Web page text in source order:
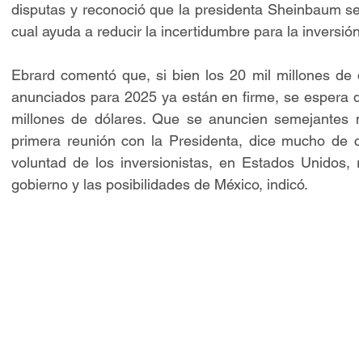
disputas y reconoció que la presidenta Sheinbaum
cual ayuda a reducir la incertidumbre para la
Ebrard comentó que, si bien los 20 mil millones de
anunciados para 2025 ya están en firme, se espera
millones de dólares. Que se anuncien
primera reunión con la Presidenta, dice mucho
voluntad de los inversionistas, en Estados
gobierno y las posibilidades de México, indicó.